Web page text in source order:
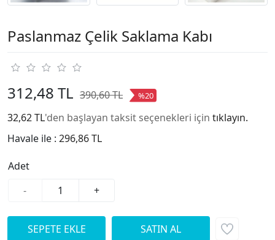
Paslanmaz Çelik Saklama Kabı
312,48 TL 390,60 TL %20
32,62 TL'den başlayan taksit seçenekleri için tıklayın.
Havale ile : 296,86 TL
Adet
-
+